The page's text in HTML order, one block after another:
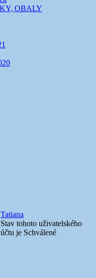
OBALY
Tatiana
Stav tohoto uživatelského
účtu je Schválené